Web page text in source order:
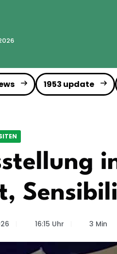
1953 update
16:15 Uhr 3 Min